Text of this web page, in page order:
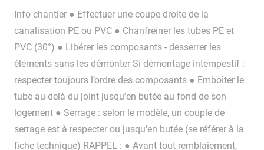
Info chantier ● Effectuer une coupe droite de la
canalisation PE ou PVC ● Chanfreiner les tubes PE et
PVC (30°) ● Libérer les composants - desserrer les
éléments sans les démonter Si démontage intempestif :
respecter toujours l’ordre des composants ● Emboîter le
tube au-delà du joint jusqu’en butée au fond de son
logement ● Serrage : selon le modèle, un couple de
serrage est à respecter ou jusqu'en butée (se référer à la
fiche technique) RAPPEL : ● Avant tout remblaiement,